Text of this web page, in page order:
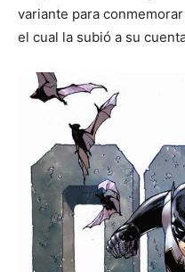
variante para
el cual la subió a su